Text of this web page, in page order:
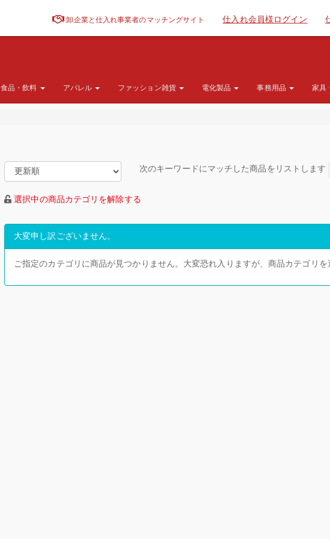
卸企業と仕入れ事業者のマッチングサイト 仕入れ会員様ログイン
食品・飲料 アパレル ファッション雑貨 電化製品 事務用品 家具
次のキーワードにマッチした商品をリストします
選択中の商品カテゴリを解除する
大変申し訳ございません。
ご指定のカテゴリに商品が見つかりません。大変恐れ入りますが、商品カテゴリを